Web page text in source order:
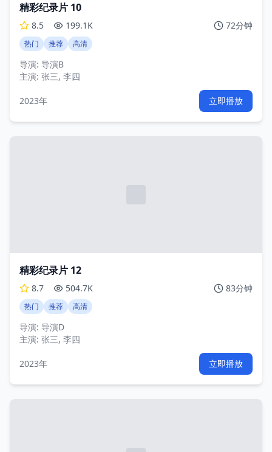
精彩纪录片 10
8.5 199.1K 72分钟
热门 推荐 高清
导演: 导演B
主演: 张三, 李四
2023年 立即播放
精彩纪录片 12
8.7 504.7K 83分钟
热门 推荐 高清
导演: 导演D
主演: 张三, 李四
2023年 立即播放